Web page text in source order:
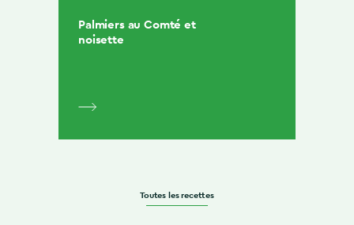
Palmiers au Comté et
noisette
Toutes les recettes